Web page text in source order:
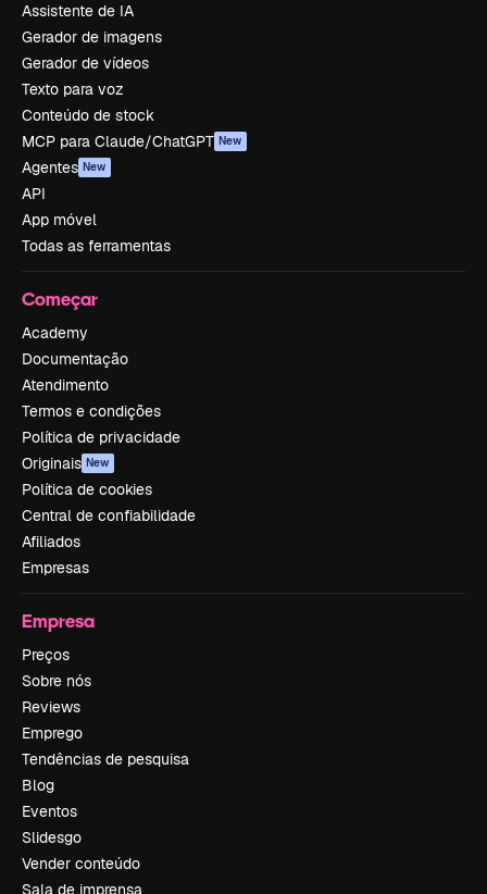
Assistente de IA
Gerador de imagens
Gerador de vídeos
Texto para voz
Conteúdo de stock
MCP para Claude/ChatGPT New
Agentes New
API
App móvel
Todas as ferramentas
Começar
Academy
Documentação
Atendimento
Termos e condições
Política de privacidade
Originais New
Política de cookies
Central de confiabilidade
Afiliados
Empresas
Empresa
Preços
Sobre nós
Reviews
Emprego
Tendências de pesquisa
Blog
Eventos
Slidesgo
Vender conteúdo
Sala de imprensa